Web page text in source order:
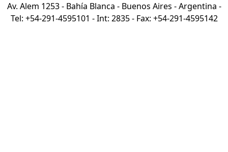
Av. Alem 1253 - Bahía Blanca - Buenos Aires - Argentina -
Tel: +54-291-4595101 - Int: 2835 - Fax: +54-291-4595142